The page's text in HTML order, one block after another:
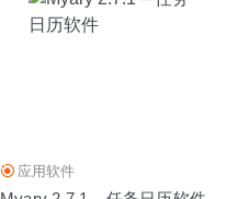
应用软件